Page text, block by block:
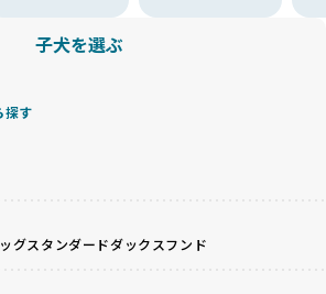
。
、以下の6項目を必須条件とし、これら
ーディングを確保しています。
会性の育成、遺伝子検査、食事や運動
の心身に配慮した飼育環境が整ってい
の総合基準を設けています。これによ
リアしたブリーダーだけを厳選してい
未満という厳しい基準をクリアした優
録されています。
は健康リスクが伴います。異なる犬種
測しにくい健康問題が発生する可能性
複雑化する場合があります。また、ミ
きく異なることも少なくありません。
引き継ぐために、ミックス犬の繁殖を
配がもたらすリスクを理解し、飼い主
す。
ダーは流行や需要に応じて安易にミッ
子犬を選ぶ
探す
グスタンダードダックスフンド